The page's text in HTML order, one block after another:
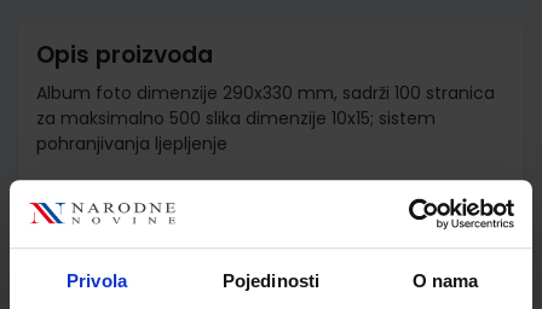
Privola Pojedinosti O nama
Opis proizvoda
Album foto dimenzije 290x330 mm, sadrži 100 stranica
za maksimalno 500 slika dimenzije 10x15; sistem
pohranjivanja ljepljenje
Detalji proizvoda
Šifra proizvoda
566573